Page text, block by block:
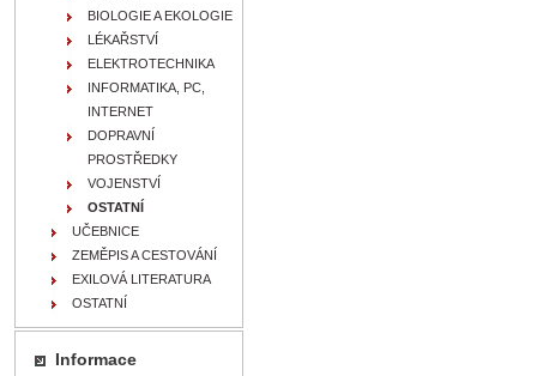
BIOLOGIE A EKOLOGIE
LÉKAŘSTVÍ
ELEKTROTECHNIKA
INFORMATIKA, PC,
INTERNET
DOPRAVNÍ
PROSTŘEDKY
VOJENSTVÍ
OSTATNÍ
UČEBNICE
ZEMĚPIS A CESTOVÁNÍ
EXILOVÁ LITERATURA
OSTATNÍ
Informace